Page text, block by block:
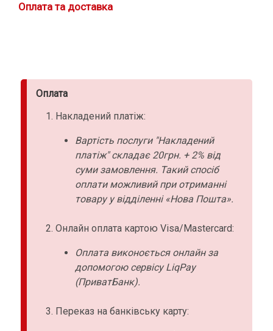
Оплата та доставка
Оплата
Накладений платіж:
Вартість послуги "Накладений
платіж" складає 20грн. + 2% від
суми замовлення. Такий спосіб
оплати можливий при отриманні
товару у відділенні «Нова Пошта».
Онлайн оплата картою Visa/Mastercard:
Оплата виконоється онлайн за
допомогою сервісу LiqPay
(ПриватБанк).
Переказ на банківську карту: